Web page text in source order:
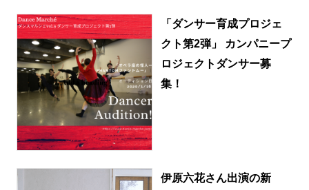
「ダンサー育成プロジェ
クト第2弾」 カンパニープ
ロジェクトダンサー募
集！
伊原六花さん出演の新